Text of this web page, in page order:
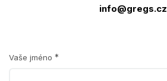
info@gregs.cz
Vaše jméno *